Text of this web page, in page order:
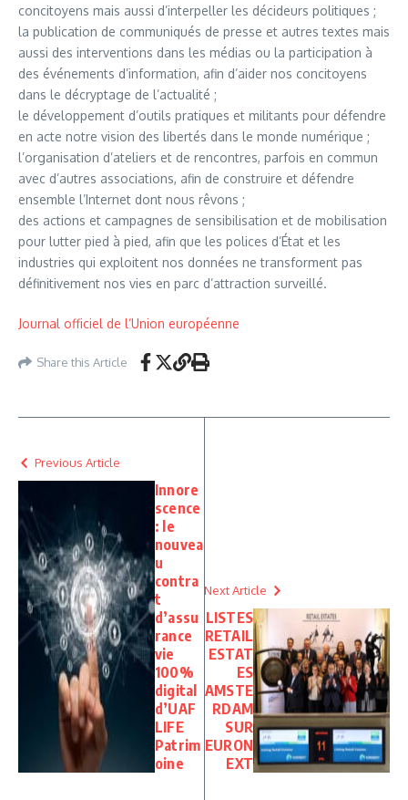
concitoyens mais aussi d’interpeller les décideurs politiques ;
la publication de communiqués de presse et autres textes mais
aussi des interventions dans les médias ou la participation à
des événements d’information, afin d’aider nos concitoyens
dans le décryptage de l’actualité ;
le développement d’outils pratiques et militants pour défendre
en acte notre vision des libertés dans le monde numérique ;
l’organisation d’ateliers et de rencontres, parfois en commun
avec d’autres associations, afin de construire et défendre
ensemble l’Internet dont nous rêvons ;
des actions et campagnes de sensibilisation et de mobilisation
pour lutter pied à pied, afin que les polices d’État et les
industries qui exploitent nos données ne transforment pas
définitivement nos vies en parc d’attraction surveillé.
Journal officiel de l’Union européenne
Share this Article
Previous Article
Innore
scence
: le
nouvea
u
contra
t
d’assu
rance
vie
100%
digital
d’UAF
LIFE
Patrim
oine
Next Article
LISTES
RETAIL
ESTAT
ES
AMSTE
RDAM
SUR
EURON
EXT